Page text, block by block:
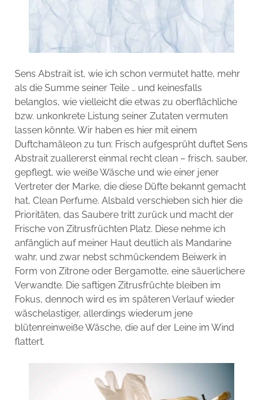
Sens Abstrait ist, wie ich schon vermutet hatte, mehr
als die Summe seiner Teile … und keinesfalls
belanglos, wie vielleicht die etwas zu oberflächliche
bzw. unkonkrete Listung seiner Zutaten vermuten
lassen könnte. Wir haben es hier mit einem
Duftchamäleon zu tun: Frisch aufgesprüht duftet Sens
Abstrait zuallererst einmal recht clean – frisch, sauber,
gepflegt, wie weiße Wäsche und wie einer jener
Vertreter der Marke, die diese Düfte bekannt gemacht
hat, Clean Perfume. Alsbald verschieben sich hier die
Prioritäten, das Saubere tritt zurück und macht der
Frische von Zitrusfrüchten Platz. Diese nehme ich
anfänglich auf meiner Haut deutlich als Mandarine
wahr, und zwar nebst schmückendem Beiwerk in
Form von Zitrone oder Bergamotte, eine säuerlichere
Verwandte. Die saftigen Zitrusfrüchte bleiben im
Fokus, dennoch wird es im späteren Verlauf wieder
wäschelastiger, allerdings wiederum jene
blütenreinweiße Wäsche, die auf der Leine im Wind
flattert.